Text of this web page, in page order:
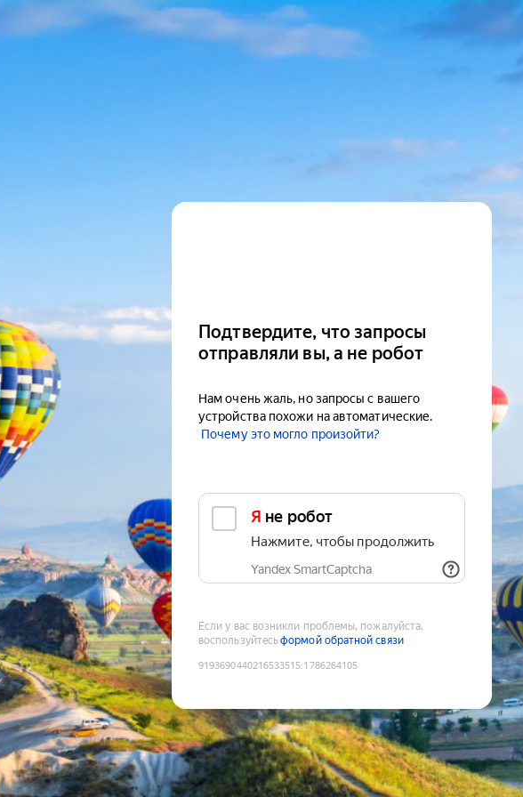
Подтвердите, что запросы
отправляли вы, а не робот
Нам очень жаль, но запросы с вашего
устройства похожи на автоматические.
Почему это могло произойти?
Я не робот
Нажмите, чтобы продолжить
Yandex SmartCaptcha
Если у вас возникли проблемы, пожалуйста,
воспользуйтесьформой обратной связи
9193690440216533515:1786264105